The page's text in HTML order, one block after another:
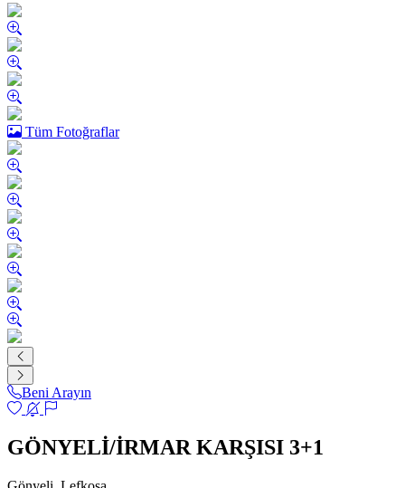
Tüm Fotoğraflar
Beni Arayın
GÖNYELİ/İRMAR KARŞISI 3+1